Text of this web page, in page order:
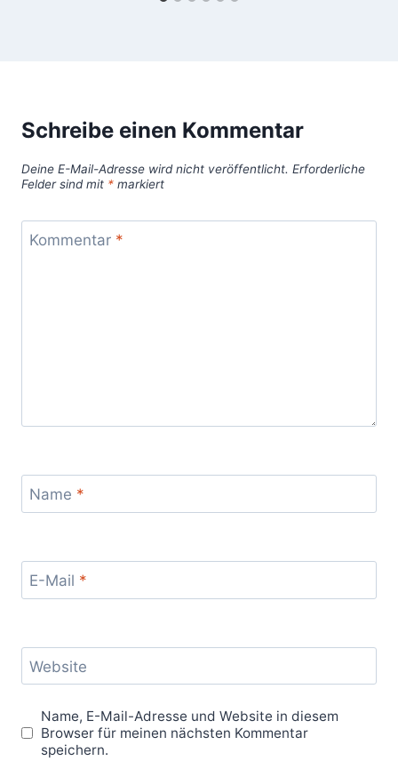
Schreibe einen Kommentar
Deine E-Mail-Adresse wird nicht veröffentlicht. Erforderliche
Felder sind mit * markiert
Kommentar *
Name *
E-Mail *
Website
Name, E-Mail-Adresse und Website in diesem
Browser für meinen nächsten Kommentar
speichern.